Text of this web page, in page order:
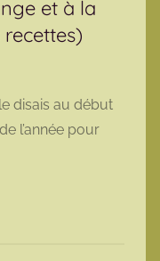
et à la
disais au début
l’année pour